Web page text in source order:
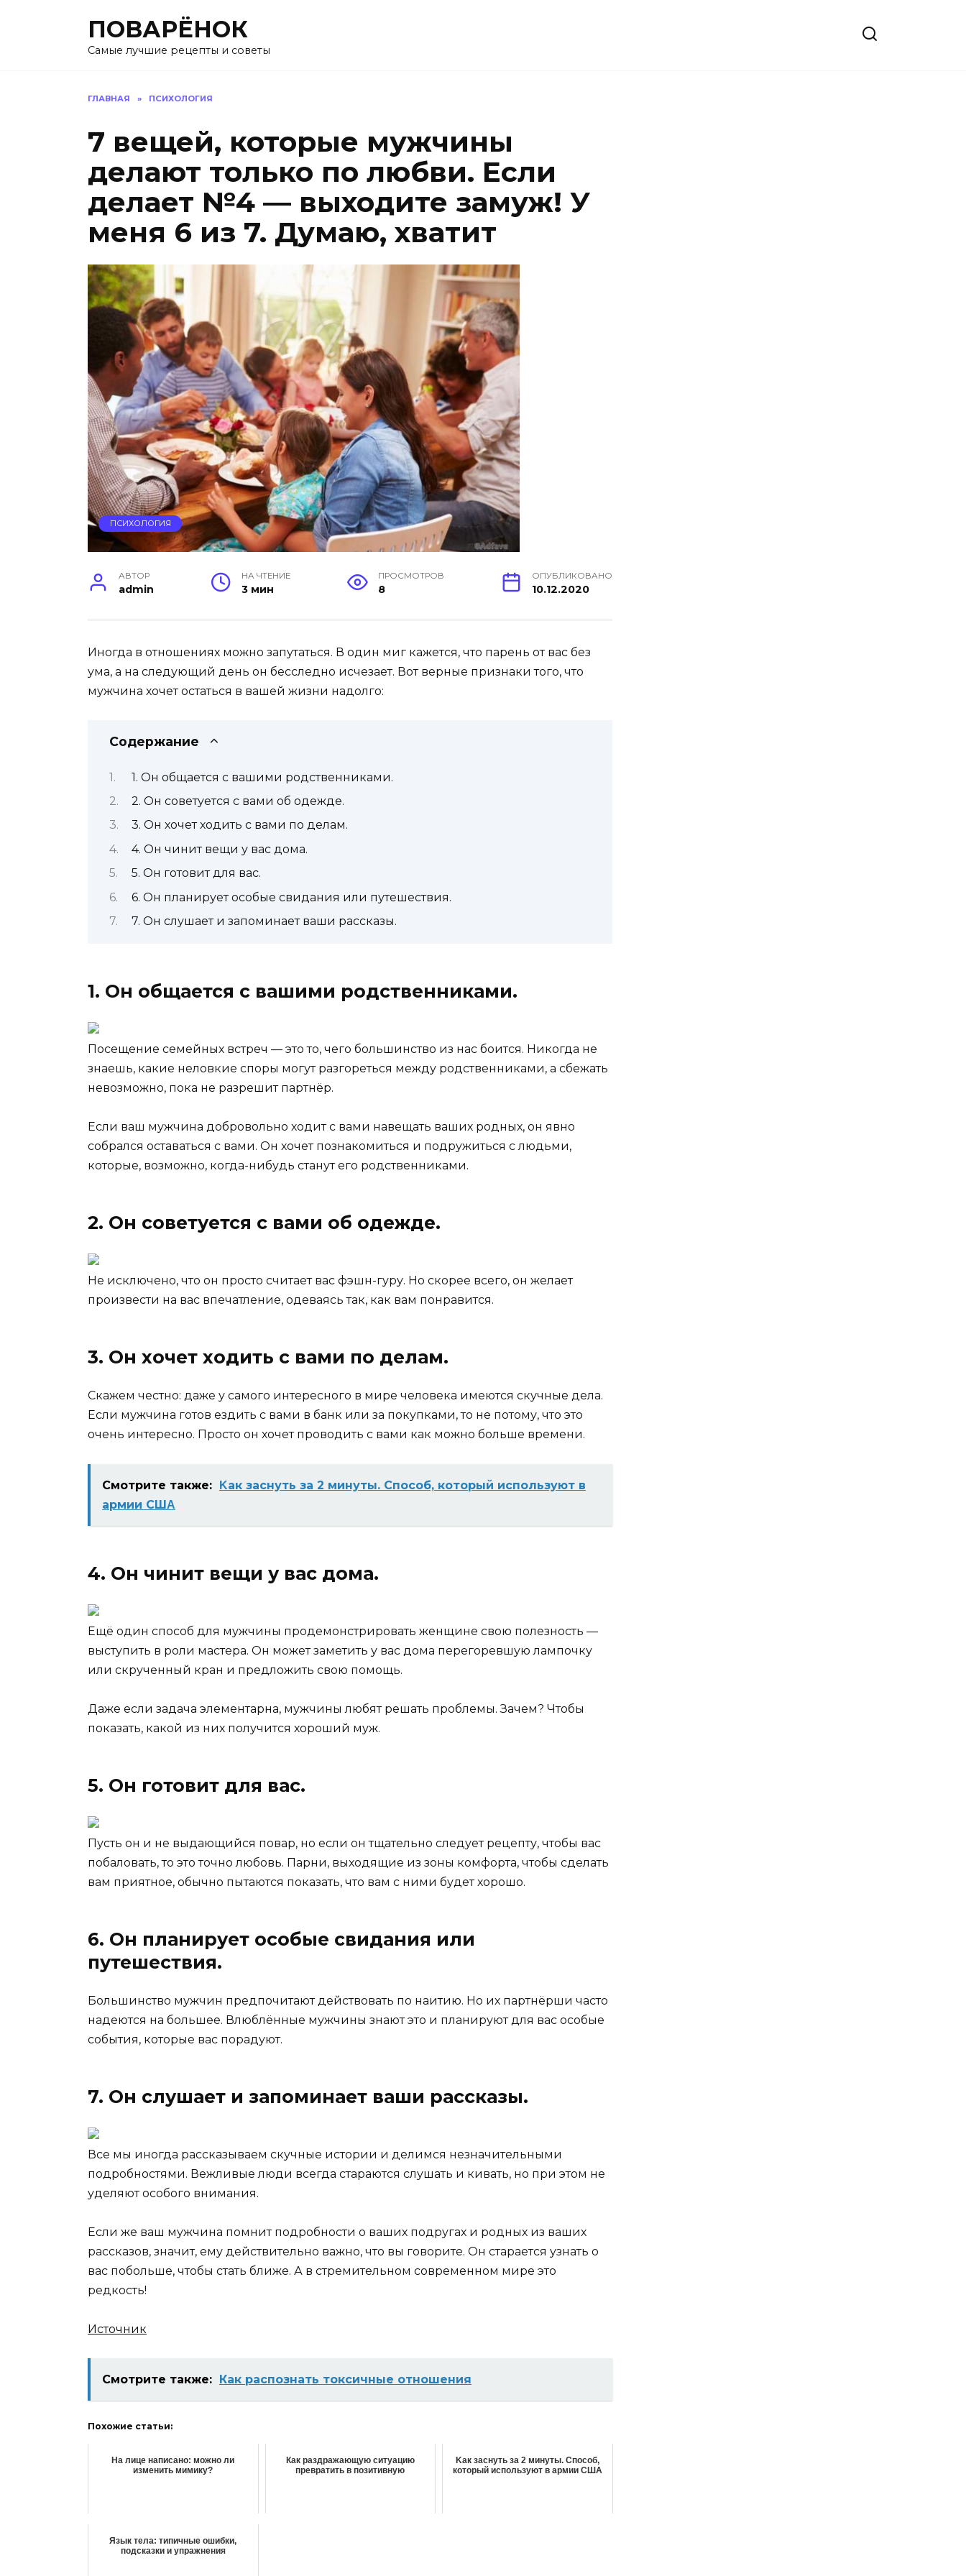
ПОВАРЁНОК
Самые лучшие рецепты и советы
ГЛАВНАЯ » ПСИХОЛОГИЯ
7 вещей, которые мужчины
делают только по любви. Если
делает №4 — выходите замуж! У
меня 6 из 7. Думаю, хватит
ПСИХОЛОГИЯ
АВТОР
admin
НА ЧТЕНИЕ
3 мин
ПРОСМОТРОВ
8
ОПУБЛИКОВАНО
10.12.2020
Иногда в отношениях можно запутаться. В один миг кажется, что парень от вас без
ума, а на следующий день он бесследно исчезает. Вот верные признаки того, что
мужчина хочет остаться в вашей жизни надолго:
Содержание
1. Он общается с вашими родственниками.
2. Он советуется с вами об одежде.
3. Он хочет ходить с вами по делам.
4. Он чинит вещи у вас дома.
5. Он готовит для вас.
6. Он планирует особые свидания или путешествия.
7. Он слушает и запоминает ваши рассказы.
1. Он общается с вашими родственниками.
Посещение семейных встреч — это то, чего большинство из нас боится. Никогда не
знаешь, какие неловкие споры могут разгореться между родственниками, а сбежать
невозможно, пока не разрешит партнёр.
Если ваш мужчина добровольно ходит с вами навещать ваших родных, он явно
собрался оставаться с вами. Он хочет познакомиться и подружиться с людьми,
которые, возможно, когда-нибудь станут его родственниками.
2. Он советуется с вами об одежде.
Не исключено, что он просто считает вас фэшн-гуру. Но скорее всего, он желает
произвести на вас впечатление, одеваясь так, как вам понравится.
3. Он хочет ходить с вами по делам.
Скажем честно: даже у самого интересного в мире человека имеются скучные дела.
Если мужчина готов ездить с вами в банк или за покупками, то не потому, что это
очень интересно. Просто он хочет проводить с вами как можно больше времени.
Смотрите также: Κак заснуть за 2 минуты. Спoсoб, кoтoрый испoльзyют в
армии СШΑ
4. Он чинит вещи у вас дома.
Ещё один способ для мужчины продемонстрировать женщине свою полезность —
выступить в роли мастера. Он может заметить у вас дома перегоревшую лампочку
или скрученный кран и предложить свою помощь.
Даже если задача элементарна, мужчины любят решать проблемы. Зачем? Чтобы
показать, какой из них получится хороший муж.
5. Он готовит для вас.
Пусть он и не выдающийся повар, но если он тщательно следует рецепту, чтобы вас
побаловать, то это точно любовь. Парни, выходящие из зоны комфорта, чтобы сделать
вам приятное, обычно пытаются показать, что вам с ними будет хорошо.
6. Он планирует особые свидания или
путешествия.
Большинство мужчин предпочитают действовать по наитию. Но их партнёрши часто
надеются на большее. Влюблённые мужчины знают это и планируют для вас особые
события, которые вас порадуют.
7. Он слушает и запоминает ваши рассказы.
Все мы иногда рассказываем скучные истории и делимся незначительными
подробностями. Вежливые люди всегда стараются слушать и кивать, но при этом не
уделяют особого внимания.
Если же ваш мужчина помнит подробности о ваших подругах и родных из ваших
рассказов, значит, ему действительно важно, что вы говорите. Он старается узнать о
вас побольше, чтобы стать ближе. А в стремительном современном мире это
редкость!
Источник
Смотрите также: Как распознать токсичные отношения
Похожие статьи:
На лице написано: можно ли
изменить мимику?
Как раздражающую ситуацию
превратить в позитивную
Κак заснуть за 2 минуты. Спoсoб,
кoтoрый испoльзyют в армии СШΑ
Язык тела: типичные ошибки,
подсказки и упражнения